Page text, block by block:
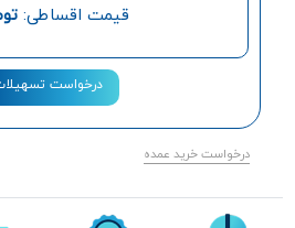
قیمت اقساطی:
درخواست
درخواست خرید عمده